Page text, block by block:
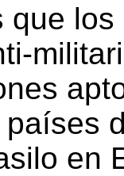
que
en